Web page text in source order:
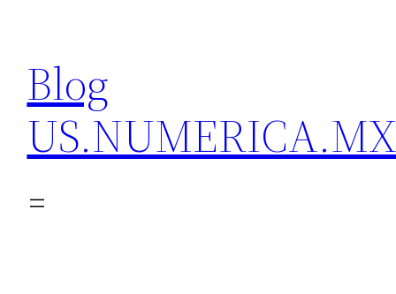
content
Blog